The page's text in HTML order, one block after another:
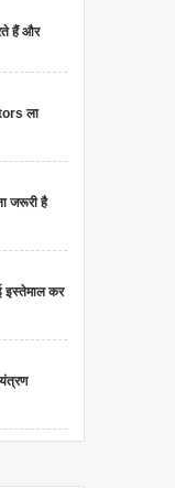
हैं और
ला
जरूरी है
इस्तेमाल कर